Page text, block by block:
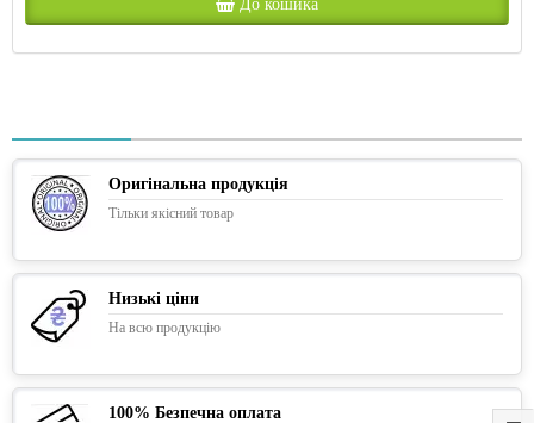
До кошика
Оригінальна продукція
Тільки якісний товар
Низькі ціни
На всю продукцію
100% Безпечна оплата